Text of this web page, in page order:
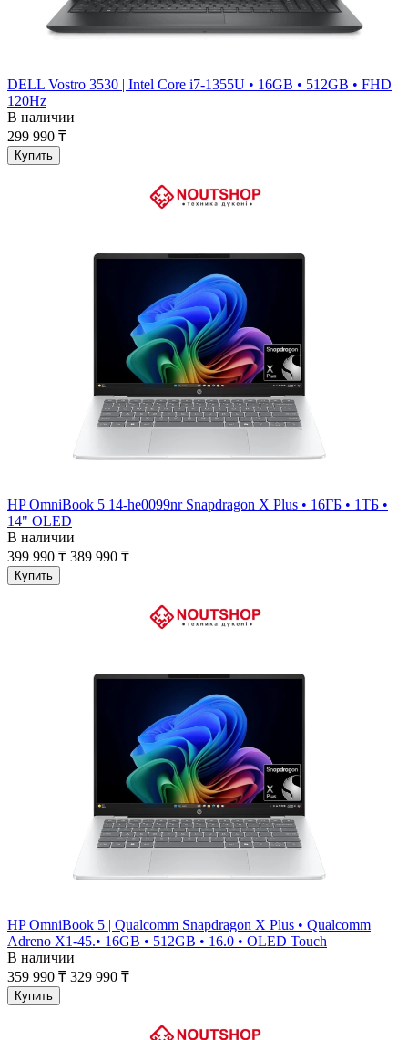
DELL Vostro 3530 | Intel Core i7-1355U • 16GB • 512GB • FHD
120Hz
В наличии
299 990 ₸
Купить
HP OmniBook 5 14‑he0099nr Snapdragon X Plus • 16ГБ • 1ТБ •
14" OLED
В наличии
399 990 ₸ 389 990 ₸
Купить
HP OmniBook 5 | Qualcomm Snapdragon X Plus • Qualcomm
Adreno X1-45.• 16GB • 512GB • 16.0 • OLED Touch
В наличии
359 990 ₸ 329 990 ₸
Купить